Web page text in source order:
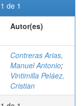
de 1
Autor(es)
Contreras Arias,
Manuel Antonio;
Vintimilla Peláez,
Cristian